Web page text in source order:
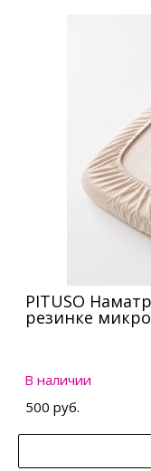
PITUSO
резинке
В наличии
500 руб.